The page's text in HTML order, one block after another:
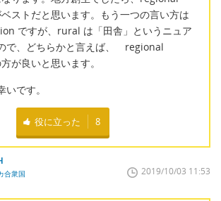
ストだと思います。もう一つの言い方は
ですが、rural は「田舎」というニュア
で、どちらかと言えば、 regional
が良いと思います。
です。
役に立った 8
合衆国 2019/10/03 11:53